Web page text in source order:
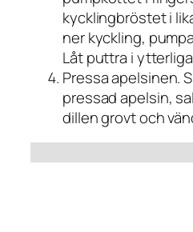
kycklingbröstet i
ner kyckling,
Låt puttra i
Pressa apelsinen.
pressad apelsin,
dillen grovt och